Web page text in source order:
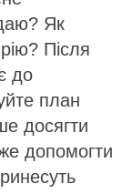
Як
Після
до
план
досягти
допомогти